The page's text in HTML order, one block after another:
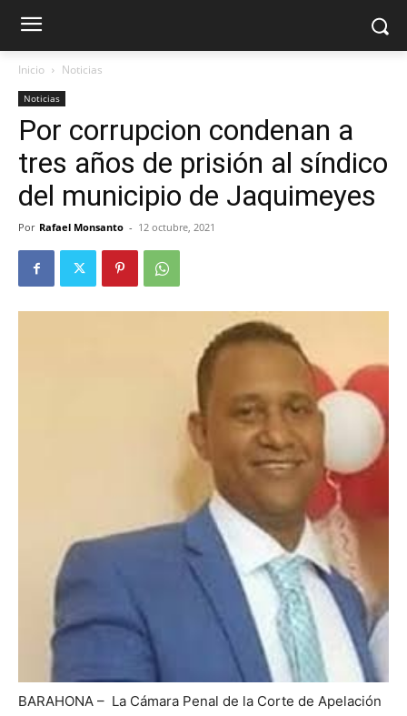
Inicio Noticias
Noticias
Por corrupcion condenan a
tres años de prisión al síndico
del municipio de Jaquimeyes
Por Rafael Monsanto - 12 octubre, 2021
BARAHONA – La Cámara Penal de la Corte de Apelación